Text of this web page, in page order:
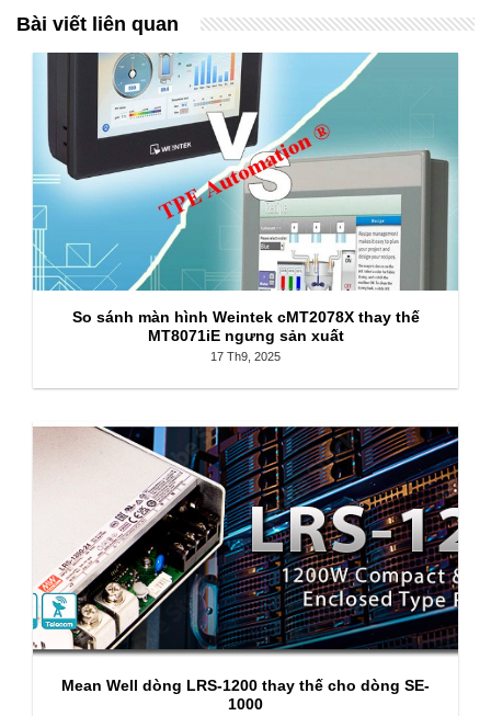
Bài viết liên quan
So sánh màn hình Weintek cMT2078X thay thế
MT8071iE ngưng sản xuất
17 Th9, 2025
Mean Well dòng LRS-1200 thay thế cho dòng SE-
1000